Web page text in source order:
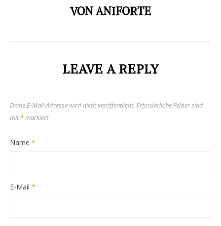
VON ANIFORTE
LEAVE A REPLY
Deine E-Mail-Adresse wird nicht veröffentlicht. Erforderliche Felder sind
mit*markiert
Name *
E-Mail *